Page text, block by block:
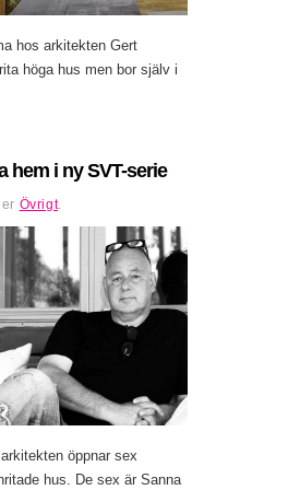
hos arkitekten Gert
höga hus men bor själv i
hem i ny SVT-serie
Övrigt.
öppnar sex
hus. De sex är Sanna